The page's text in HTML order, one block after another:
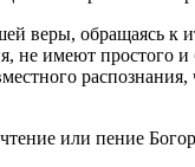
веры, обращаясь
имеют простого
или пение